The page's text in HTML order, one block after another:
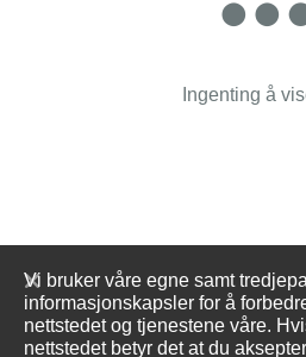
Ingenting å
Vi bruker våre egne samt
informasjonskapsler for å
nettstedet og tjenestene våre.
nettstedet betyr det at du